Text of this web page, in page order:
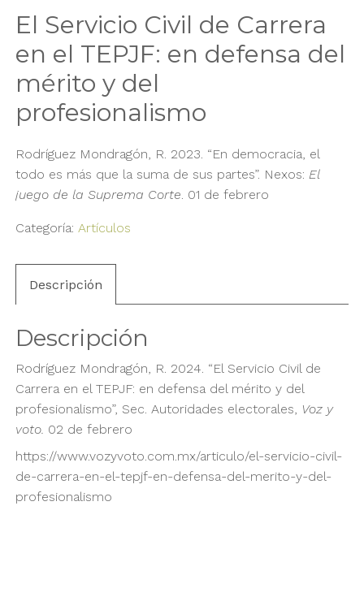
El Servicio Civil de Carrera
en el TEPJF: en defensa del
mérito y del
profesionalismo
Rodríguez Mondragón, R. 2023. “En democracia, el
todo es más que la suma de sus partes”. Nexos: El
juego de la Suprema Corte . 01 de febrero
Categoría: Artículos
Descripción
Descripción
Rodríguez Mondragón, R. 2024. “El Servicio Civil de
Carrera en el TEPJF: en defensa del mérito y del
profesionalismo”, Sec. Autoridades electorales, Voz y
voto. 02 de febrero
https://www.vozyvoto.com.mx/articulo/el-servicio-civil-
de-carrera-en-el-tepjf-en-defensa-del-merito-y-del-
profesionalismo